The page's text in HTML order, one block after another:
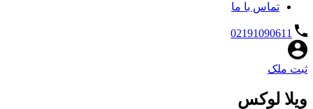
تماس با ما
02191090611
ثبت ملک
ویلا لوکس